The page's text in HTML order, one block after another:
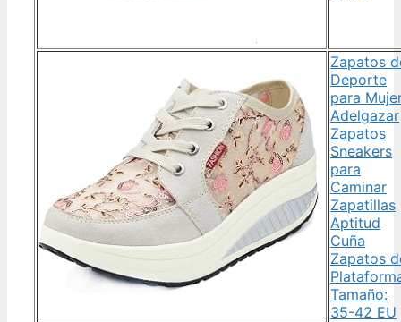
Zapatos
Deporte
para
Adelgazar
Zapatos
Sneakers
para
Caminar
Zapatillas
Aptitud
Cuña
Zapatos
Tamaño:
35-42 EU